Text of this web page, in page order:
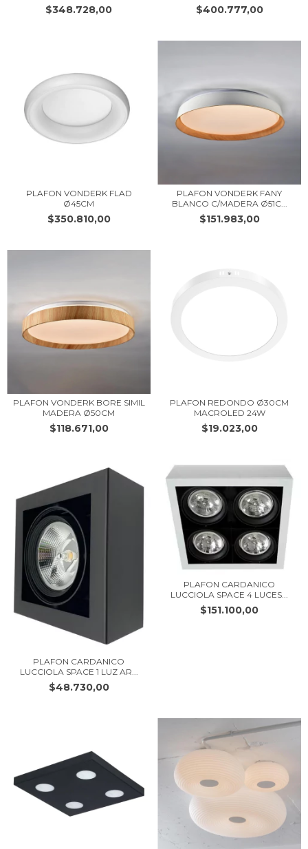
$348.728,00 $400.777,00
PLAFON VONDERK FLAD
Ø45CM
$350.810,00
PLAFON VONDERK FANY
BLANCO C/MADERA Ø51C...
$151.983,00
PLAFON VONDERK BORE SIMIL
MADERA Ø50CM
$118.671,00
PLAFON REDONDO Ø30CM
MACROLED 24W
$19.023,00
PLAFON CARDANICO
LUCCIOLA SPACE 1 LUZ AR...
$48.730,00
PLAFON CARDANICO
LUCCIOLA SPACE 4 LUCES...
$151.100,00